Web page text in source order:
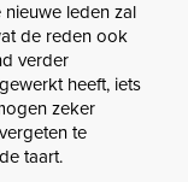
leden zal
de reden ook
verder
heeft, iets
zeker
te
taart.